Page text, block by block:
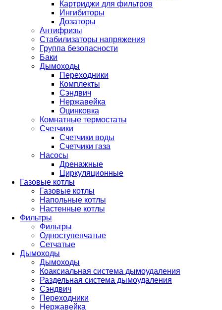
Картриджи для фильтров
Ингибиторы
Дозаторы
Антифризы
Стабилизаторы напряжения
Группа безопасности
Баки
Дымоходы
Переходники
Комплекты
Сэндвич
Нержавейка
Оцинковка
Комнатные термостаты
Счетчики
Счетчики воды
Счетчики газа
Насосы
Дренажные
Циркуляционные
Газовые котлы
Газовые котлы
Напольные котлы
Настенные котлы
Фильтры
Фильтры
Одноступенчатые
Сетчатые
Дымоходы
Дымоходы
Коаксиальная система дымоудаления
Раздельная система дымоудаления
Сэндвич
Переходники
Нержавейка